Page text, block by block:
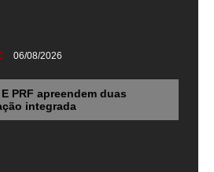
06/08/2026
PRF apreendem duas
integrada